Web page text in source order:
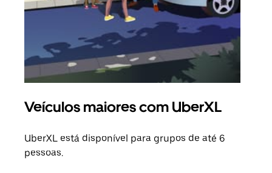
Veículos maiores com UberXL
UberXL está disponível para grupos de até 6
pessoas.